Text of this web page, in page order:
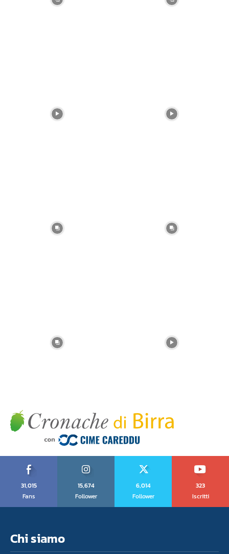
31,015
Fans
15,674
Follower
6,014
Follower
323
Iscritti
Chi siamo